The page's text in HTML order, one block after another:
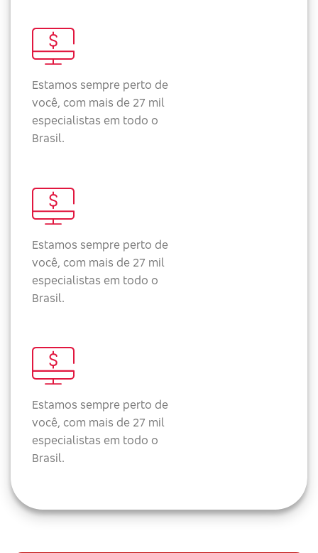
Estamos sempre perto de
você, com mais de 27 mil
especialistas em todo o
Brasil.
Estamos sempre perto de
você, com mais de 27 mil
especialistas em todo o
Brasil.
Estamos sempre perto de
você, com mais de 27 mil
especialistas em todo o
Brasil.